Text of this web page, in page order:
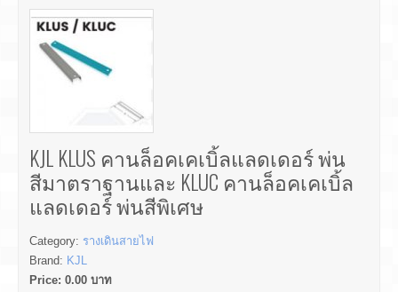
KJL KLUS คานล็อคเคเบิ้ลแลดเดอร์ พ่น
สีมาตราฐานและ KLUC คานล็อคเคเบิ้ล
แลดเดอร์ พ่นสีพิเศษ
Category: รางเดินสายไฟ
Brand: KJL
Price: 0.00 บาท